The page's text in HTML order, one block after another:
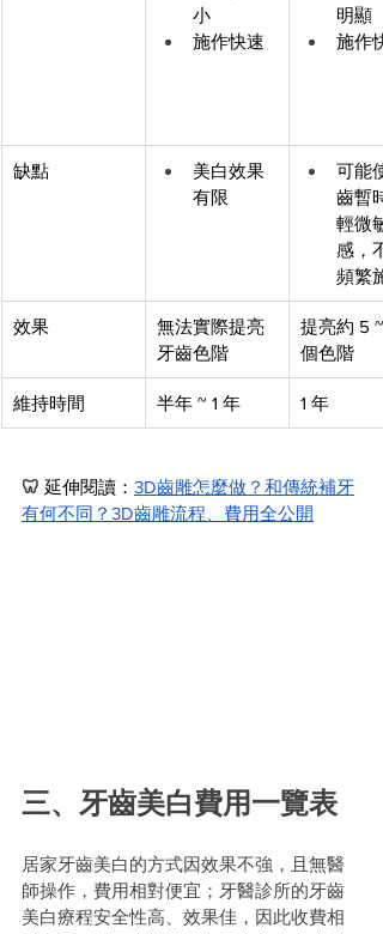
小
施作快速
明顯
施作
缺點
美白效果
有限
可能
齒暫
輕微敏
感，
頻繁
效果
無法實際提亮
牙齒色階
提亮約 5
個色階
維持時間 半年 ~ 1 年 1 年
🦷 延伸閱讀： 3D齒雕怎麼做？和傳統補牙
有何不同？3D齒雕流程、費用全公開
三、牙齒美白費用一覽表
居家牙齒美白的方式因效果不強，且無醫
師操作，費用相對便宜；牙醫診所的牙齒
美白療程安全性高、效果佳，因此收費相